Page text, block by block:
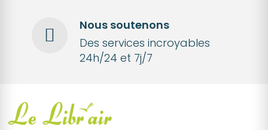
Nous soutenons
Des services incroyables
24h/24 et 7j/7